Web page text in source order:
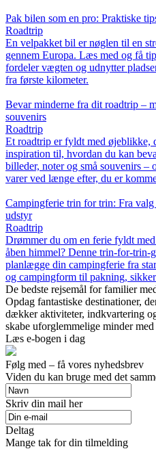
Pak bilen som en pro: Praktiske
Roadtrip
En velpakket bil er nøglen til en
gennem Europa. Læs med og få
fordeler vægten og udnytter
fra første kilometer.
Bevar minderne fra dit roadtrip –
souvenirs
Roadtrip
Et roadtrip er fyldt med øjeblikke,
inspiration til, hvordan du kan
billeder, noter og små souvenirs –
varer ved længe efter, du er
Campingferie trin for trin: Fra
udstyr
Roadtrip
Drømmer du om en ferie fyldt
åben himmel? Denne trin-for-trin-
planlægge din campingferie fra
og campingform til pakning,
De bedste rejsemål for familier
Opdag fantastiske destinationer,
dækker aktiviteter, indkvartering
skabe uforglemmelige minder
Læs e-bogen i dag
Følg med – få vores nyhedsbrev
Viden du kan bruge med det
Skriv din mail her
Deltag
Mange tak for din tilmelding